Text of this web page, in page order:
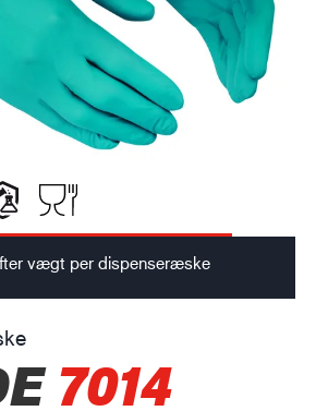
vægt per dispenseræske
7014